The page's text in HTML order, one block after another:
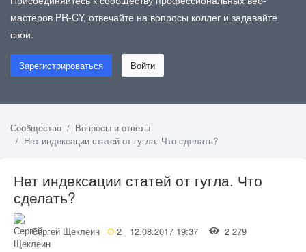
мастеров PR-CY, отвечайте на вопросы коллег и задавайте
свои.
Зарегистрироваться Войти
Сообщество
Вопросы и ответы
Нет индексации статей от гугла. Что сделать?
Нет индексации статей от гугла. Что
сделать?
Сергей Щеклеин 2 12.08.2017 19:37 2 279